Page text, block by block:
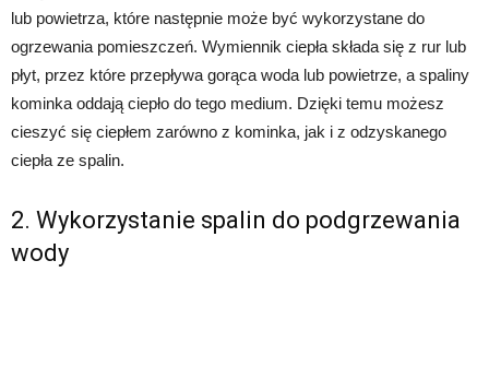
lub powietrza, które następnie może być wykorzystane do
ogrzewania pomieszczeń. Wymiennik ciepła składa się z rur lub
płyt, przez które przepływa gorąca woda lub powietrze, a spaliny
kominka oddają ciepło do tego medium. Dzięki temu możesz
cieszyć się ciepłem zarówno z kominka, jak i z odzyskanego
ciepła ze spalin.
2. Wykorzystanie spalin do podgrzewania
wody